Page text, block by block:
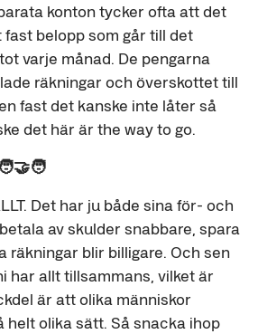
konton tycker ofta att det
belopp som går till det
varje månad. De pengarna
räkningar och överskottet till
fast det kanske inte låter så
det här är the way to go.
Det har ju både sina för- och
av skulder snabbare, spara
räkningar blir billigare. Och sen
har allt tillsammans, vilket är
är att olika människor
helt olika sätt. Så snacka ihop